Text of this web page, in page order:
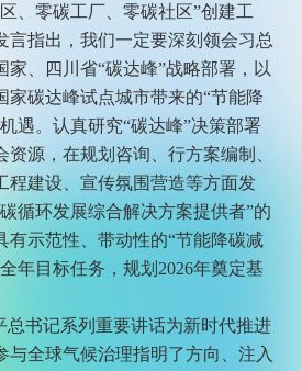
、零碳工厂、零碳社区”创建工
言指出，我们一定要深刻领会习总
家、四川省“碳达峰”战略部署，以
家碳达峰试点城市带来的“节能降
遇。认真研究“碳达峰”决策部署
源，在规划咨询、行方案编制、
程建设、宣传氛围营造等方面发
循环发展综合解决方案提供者”的
有示范性、带动性的“节能降碳减
年目标任务，规划2026年奠定基
总书记系列重要讲话为新时代推进
与全球气候治理指明了方向、注入